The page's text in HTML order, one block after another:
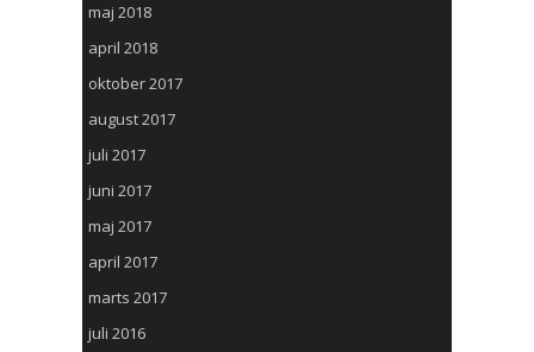
maj 2018
april 2018
oktober 2017
august 2017
juli 2017
juni 2017
maj 2017
april 2017
marts 2017
juli 2016